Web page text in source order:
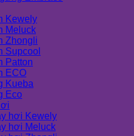
Kewely
Meluck
Zhongli
Supcool
Patton
ECO
Kueba
Eco
hơi Kewely
hơi Meluck